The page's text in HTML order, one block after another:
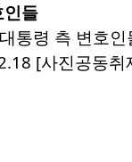
들
통령 측 변호
[사진공동